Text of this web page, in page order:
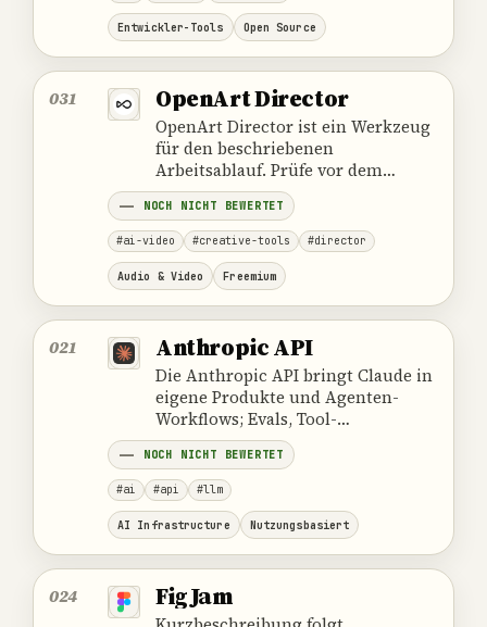
Entwickler-Tools Open Source
031 OpenArt Director
OpenArt Director ist ein Werkzeug
für den beschriebenen
Arbeitsablauf. Prüfe vor dem
Einsatz Daten, Zuständigkeiten,
Kosten und die offiziellen
Produktangaben.
NOCH NICHT BEWERTET
#ai-video #creative-tools #director
Audio & Video Freemium
021 Anthropic API
Die Anthropic API bringt Claude in
eigene Produkte und Agenten-
Workflows; Evals, Tool-
Berechtigungen, Kosten und
überprüfbare Stop-Regeln
bestimmen den Einsatz.
NOCH NICHT BEWERTET
#ai #api #llm
AI Infrastructure Nutzungsbasiert
024 FigJam